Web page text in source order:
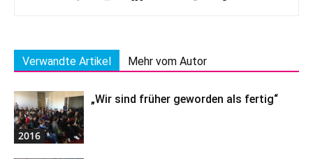
Verwandte Artikel Mehr vom Autor
2016
„Wir sind früher geworden als fertig“